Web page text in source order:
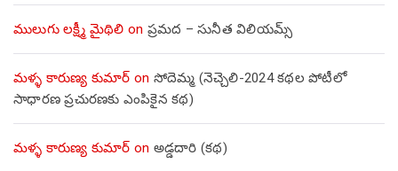
ములుగు లక్ష్మీ మైథిలి on ప్రమద – సునీత విలియమ్స్
మళ్ళ కారుణ్య కుమార్ on సోదెమ్మ (నెచ్చెలి-2024 కథల పోటీలో
సాధారణ ప్రచురణకు ఎంపికైన కథ)
మళ్ళ కారుణ్య కుమార్ on అడ్డదారి (కథ)